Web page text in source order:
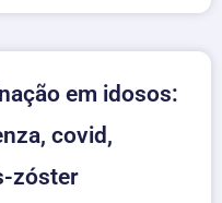
em idosos:
covid,
zóster